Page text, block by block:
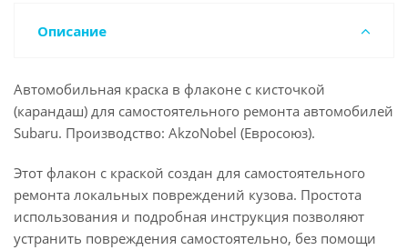
Описание
Автомобильная краска в флаконе с кисточкой
(карандаш) для самостоятельного ремонта автомобилей
Subaru. Производство: AkzoNobel (Евросоюз).
Этот флакон с краской создан для самостоятельного
ремонта локальных повреждений кузова. Простота
использования и подробная инструкция позволяют
устранить повреждения самостоятельно, без помощи